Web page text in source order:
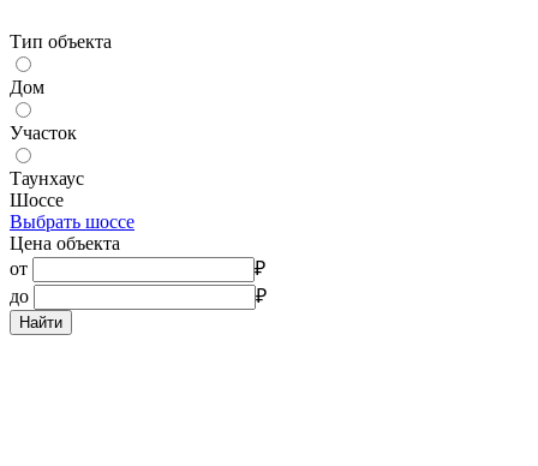
Тип объекта
Дом
Участок
Таунхаус
Шоссе
Выбрать шоссе
Цена объекта
от
₽
до
₽
Найти